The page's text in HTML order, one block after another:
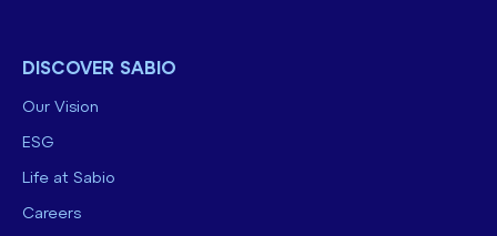
DISCOVER SABIO
Our Vision
ESG
Life at Sabio
Careers